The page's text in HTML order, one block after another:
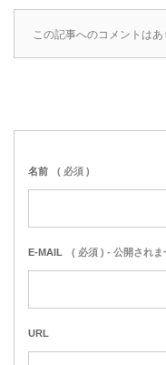
この記事へのコメントはあ
名前 ( 必須 )
E-MAIL ( 必須 ) - 公開されま
URL